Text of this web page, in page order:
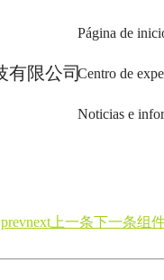
Página de
Centro de
Noticias e
prevnext上一条下一条组